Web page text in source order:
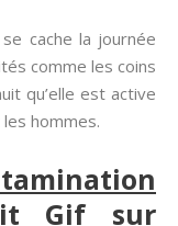
cache la journée
comme les coins
qu’elle est active
hommes.
Gif sur